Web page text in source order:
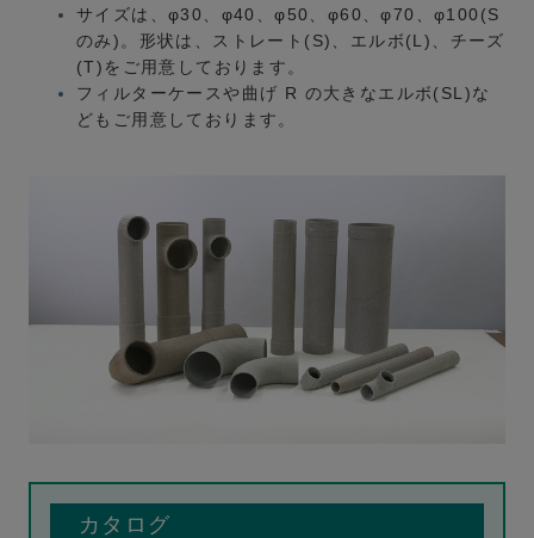
サイズは、φ30、φ40、φ50、φ60、φ70、φ100(S
のみ)。形状は、ストレート(S)、エルボ(L)、チーズ
(T)をご⽤意しております。
フィルターケースや曲げ R の⼤きなエルボ(SL)な
どもご⽤意しております。
カタログ